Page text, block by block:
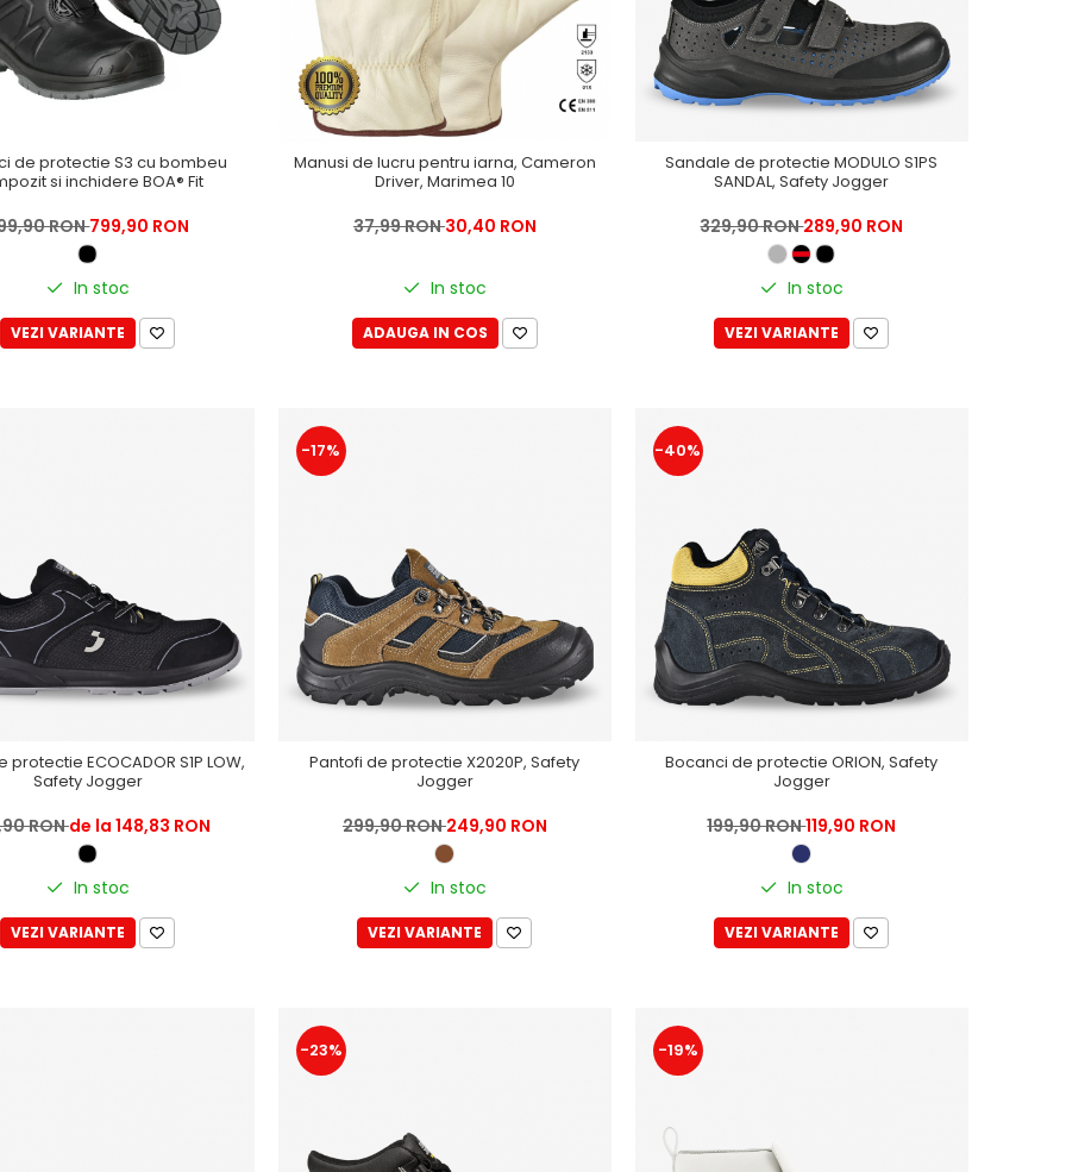
de protectie S3 cu bombeu
si inchidere BOA® Fit
RON799,90 RON
In stoc
VEZI VARIANTE
Manusi de lucru pentru iarna, Cameron
Driver, Marimea 10
37,99 RON30,40 RON
In stoc
ADAUGA IN COS
Sandale de protectie MODULO S1PS
SANDAL, Safety Jogger
329,90 RON289,90 RON
In stoc
VEZI VARIANTE
protectie ECOCADOR S1P LOW,
Safety Jogger
RONde la 148,83 RON
In stoc
VEZI VARIANTE
-17%
Pantofi de protectie X2020P, Safety
Jogger
299,90 RON249,90 RON
In stoc
VEZI VARIANTE
-40%
Bocanci de protectie ORION, Safety
Jogger
199,90 RON119,90 RON
In stoc
VEZI VARIANTE
-23% -19%